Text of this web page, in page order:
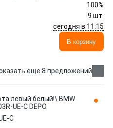
100%
9 шт.
сегодня в 11:15
В корзину
еще 8 предложений
левый белый!\ BMW
UE-C DEPO
C